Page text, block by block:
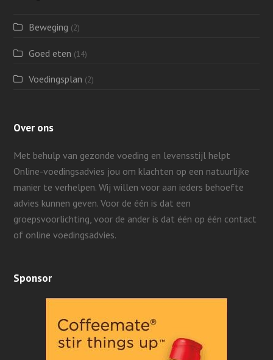
Beweging (2)
Goed eten (14)
Voedingsplan (2)
Over ons
Met behulp van gezonde voeding en levensstijl helpt
Online-voedingsadvies jou om klachten op een natuurlijke
manier te verhelpen. Wij willen voor aan ieders behoefte
advies kunnen geven.Voor de één is dat een
groepsvoorlichting, voor de ander is dat één op één contact
of online voedingsadvies.
Sponsor